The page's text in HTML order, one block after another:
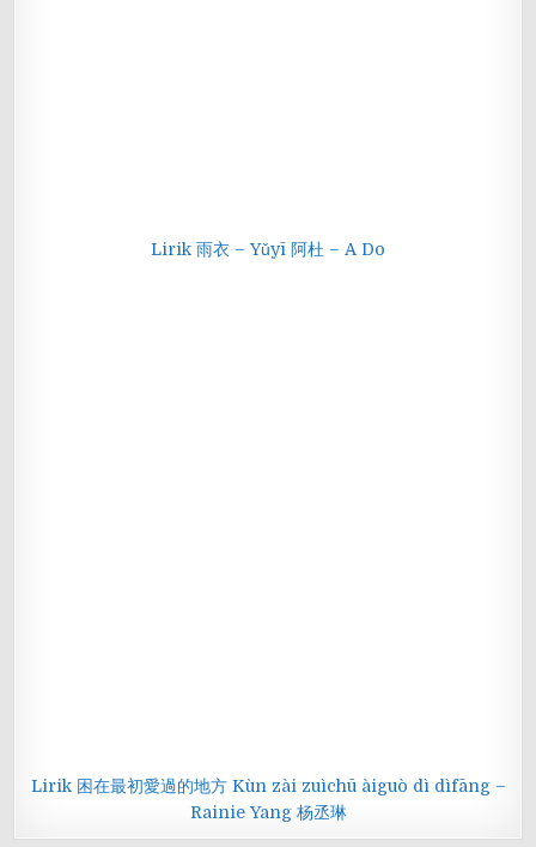
Lirik 雨衣 – Yǔyī 阿杜 – A Do
Lirik 困在最初愛過的地方 Kùn zài zuìchū àiguò dì dìfāng –
Rainie Yang 杨丞琳